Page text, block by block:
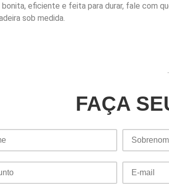
eficiente e feita para durar, fale com
sob medida.
FAÇA